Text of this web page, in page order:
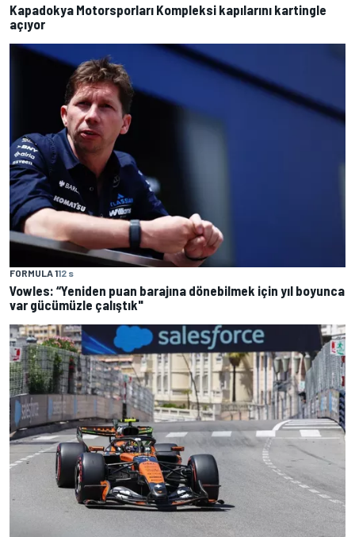
Kapadokya Motorsporları Kompleksi kapılarını kartingle
açıyor
FORMULA 112 s
Vowles: “Yeniden puan barajına dönebilmek için yıl boyunca
var gücümüzle çalıştık"